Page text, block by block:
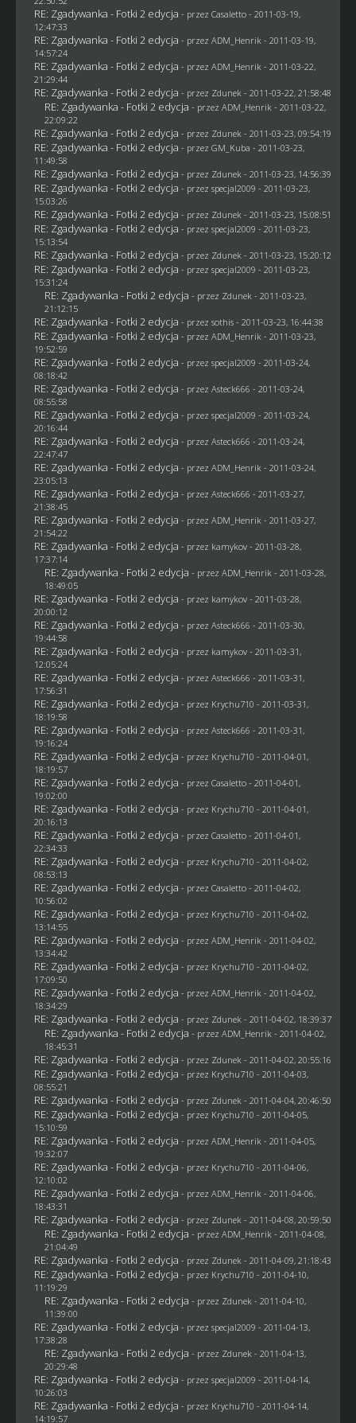
RE: Zgadywanka - Fotki 2 edycja - przez Casaletto- 2011-03-19,
12:47:33
RE: Zgadywanka - Fotki 2 edycja - przez ADM_Henrik - 2011-03-19,
14:57:24
RE: Zgadywanka - Fotki 2 edycja - przez ADM_Henrik - 2011-03-22,
21:29:44
RE: Zgadywanka - Fotki 2 edycja - przez Zdunek - 2011-03-22, 21:58:48
RE: Zgadywanka - Fotki 2 edycja - przez ADM_Henrik - 2011-03-22,
22:09:22
RE: Zgadywanka - Fotki 2 edycja - przez Zdunek - 2011-03-23, 09:54:19
RE: Zgadywanka - Fotki 2 edycja - przez GM_Kuba - 2011-03-23,
11:49:58
RE: Zgadywanka - Fotki 2 edycja - przez Zdunek - 2011-03-23, 14:56:39
RE: Zgadywanka - Fotki 2 edycja - przez specjal2009 - 2011-03-23,
15:03:26
RE: Zgadywanka - Fotki 2 edycja - przez Zdunek - 2011-03-23, 15:08:51
RE: Zgadywanka - Fotki 2 edycja - przez specjal2009 - 2011-03-23,
15:13:54
RE: Zgadywanka - Fotki 2 edycja - przez Zdunek - 2011-03-23, 15:20:12
RE: Zgadywanka - Fotki 2 edycja - przez specjal2009 - 2011-03-23,
15:31:24
RE: Zgadywanka - Fotki 2 edycja - przez Zdunek - 2011-03-23,
21:12:15
RE: Zgadywanka - Fotki 2 edycja - przez sothis- 2011-03-23, 16:44:38
RE: Zgadywanka - Fotki 2 edycja - przez ADM_Henrik - 2011-03-23,
19:52:59
RE: Zgadywanka - Fotki 2 edycja - przez specjal2009 - 2011-03-24,
08:18:42
RE: Zgadywanka - Fotki 2 edycja - przez Asteck666 - 2011-03-24,
08:55:58
RE: Zgadywanka - Fotki 2 edycja - przez specjal2009 - 2011-03-24,
20:16:44
RE: Zgadywanka - Fotki 2 edycja - przez Asteck666 - 2011-03-24,
22:47:47
RE: Zgadywanka - Fotki 2 edycja - przez ADM_Henrik - 2011-03-24,
23:05:13
RE: Zgadywanka - Fotki 2 edycja - przez Asteck666 - 2011-03-27,
21:38:45
RE: Zgadywanka - Fotki 2 edycja - przez ADM_Henrik - 2011-03-27,
21:54:22
RE: Zgadywanka - Fotki 2 edycja - przez kamykov- 2011-03-28,
17:37:14
RE: Zgadywanka - Fotki 2 edycja - przez ADM_Henrik - 2011-03-28,
18:49:05
RE: Zgadywanka - Fotki 2 edycja - przez kamykov- 2011-03-28,
20:00:12
RE: Zgadywanka - Fotki 2 edycja - przez Asteck666 - 2011-03-30,
19:44:58
RE: Zgadywanka - Fotki 2 edycja - przez kamykov- 2011-03-31,
12:05:24
RE: Zgadywanka - Fotki 2 edycja - przez Asteck666 - 2011-03-31,
17:56:31
RE: Zgadywanka - Fotki 2 edycja - przez Krychu710 - 2011-03-31,
18:19:58
RE: Zgadywanka - Fotki 2 edycja - przez Asteck666 - 2011-03-31,
19:16:24
RE: Zgadywanka - Fotki 2 edycja - przez Krychu710 - 2011-04-01,
18:19:57
RE: Zgadywanka - Fotki 2 edycja - przez Casaletto- 2011-04-01,
19:02:00
RE: Zgadywanka - Fotki 2 edycja - przez Krychu710 - 2011-04-01,
20:16:13
RE: Zgadywanka - Fotki 2 edycja - przez Casaletto- 2011-04-01,
22:34:33
RE: Zgadywanka - Fotki 2 edycja - przez Krychu710 - 2011-04-02,
08:53:13
RE: Zgadywanka - Fotki 2 edycja - przez Casaletto- 2011-04-02,
10:56:02
RE: Zgadywanka - Fotki 2 edycja - przez Krychu710 - 2011-04-02,
13:14:55
RE: Zgadywanka - Fotki 2 edycja - przez ADM_Henrik - 2011-04-02,
13:34:42
RE: Zgadywanka - Fotki 2 edycja - przez Krychu710 - 2011-04-02,
17:09:50
RE: Zgadywanka - Fotki 2 edycja - przez ADM_Henrik - 2011-04-02,
18:34:29
RE: Zgadywanka - Fotki 2 edycja - przez Zdunek - 2011-04-02, 18:39:37
RE: Zgadywanka - Fotki 2 edycja - przez ADM_Henrik - 2011-04-02,
18:45:31
RE: Zgadywanka - Fotki 2 edycja - przez Zdunek - 2011-04-02, 20:55:16
RE: Zgadywanka - Fotki 2 edycja - przez Krychu710 - 2011-04-03,
08:55:21
RE: Zgadywanka - Fotki 2 edycja - przez Zdunek - 2011-04-04, 20:46:50
RE: Zgadywanka - Fotki 2 edycja - przez Krychu710 - 2011-04-05,
15:10:59
RE: Zgadywanka - Fotki 2 edycja - przez ADM_Henrik - 2011-04-05,
19:32:07
RE: Zgadywanka - Fotki 2 edycja - przez Krychu710 - 2011-04-06,
12:10:02
RE: Zgadywanka - Fotki 2 edycja - przez ADM_Henrik - 2011-04-06,
18:43:31
RE: Zgadywanka - Fotki 2 edycja - przez Zdunek - 2011-04-08, 20:59:50
RE: Zgadywanka - Fotki 2 edycja - przez ADM_Henrik - 2011-04-08,
21:04:49
RE: Zgadywanka - Fotki 2 edycja - przez Zdunek - 2011-04-09, 21:18:43
RE: Zgadywanka - Fotki 2 edycja - przez Krychu710 - 2011-04-10,
11:19:29
RE: Zgadywanka - Fotki 2 edycja - przez Zdunek - 2011-04-10,
11:39:00
RE: Zgadywanka - Fotki 2 edycja - przez specjal2009 - 2011-04-13,
17:38:28
RE: Zgadywanka - Fotki 2 edycja - przez Zdunek - 2011-04-13,
20:29:48
RE: Zgadywanka - Fotki 2 edycja - przez specjal2009 - 2011-04-14,
10:26:03
RE: Zgadywanka - Fotki 2 edycja - przez Krychu710 - 2011-04-14,
14:19:57